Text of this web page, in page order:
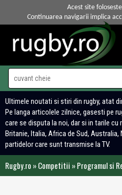
Acest site
Continuarea navigarii implica
Ultimele noutati si stiri din rugby, atat
Pe langa articolele zilnice, gasesti pe
care se disputa la noi, dar si in tarile cu
Britanie, Italia, Africa de Sud,
partidelor care sunt transmise la TV.
Rugby.ro »Competitii »Programul si